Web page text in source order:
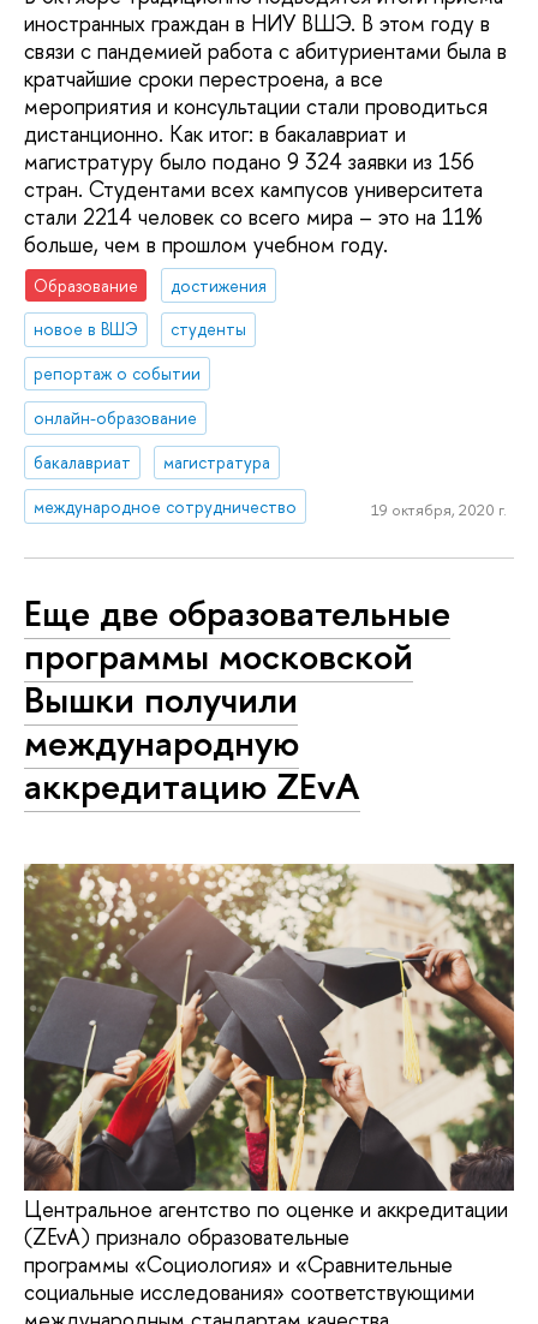
иностранных граждан в НИУ ВШЭ. В этом году в
связи с пандемией работа с абитуриентами была в
кратчайшие сроки перестроена, а все
мероприятия и консультации стали проводиться
дистанционно. Как итог: в бакалавриат и
магистратуру было подано 9 324 заявки из 156
стран. Студентами всех кампусов университета
стали 2214 человек со всего мира – это на 11%
больше, чем в прошлом учебном году.
Образование
достижения
новое в ВШЭ
студенты
репортаж о событии
онлайн-образование
бакалавриат
магистратура
международное сотрудничество
19 октября, 2020 г.
Еще две образовательные
программы московской
Вышки получили
международную
аккредитацию ZEvA
Центральное агентство по оценке и аккредитации
(ZEvA) признало образовательные
программы «Социология» и «Сравнительные
социальные исследования» соответствующими